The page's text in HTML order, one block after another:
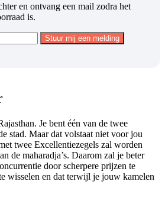
en ontvang een mail zodra het
is.
Je bent één van de twee
stad. Maar dat volstaat niet voor jou
twee Excellentiezegels zal worden
de maharadja’s. Daarom zal je beter
door scherpere prijzen te
wisselen en dat terwijl je jouw kamelen